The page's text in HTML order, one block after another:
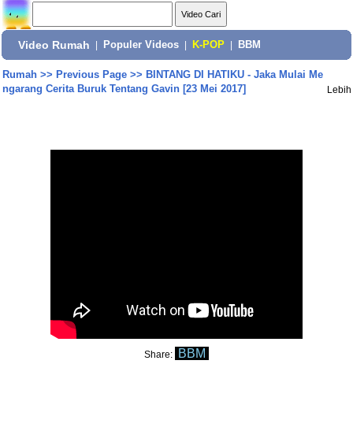
Video Rumah Populer Videos K-POP BBM
Rumah>> Previous Page>> BINTANG DI HATIKU - Jaka Mulai Me
ngarang Cerita Buruk Tentang Gavin [23 Mei 2017]
Lebih
Share: BBM